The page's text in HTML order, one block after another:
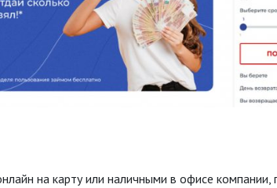
на карту или наличными в офисе